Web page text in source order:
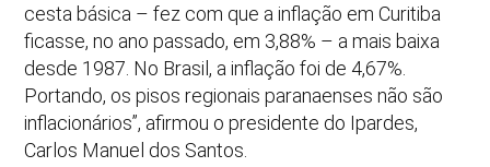
cesta básica – fez com que a inflação em Curitiba
ficasse, no ano passado, em 3,88% – a mais baixa
desde 1987. No Brasil, a inflação foi de 4,67%.
Portando, os pisos regionais paranaenses não são
inflacionários”, afirmou o presidente do Ipardes,
Carlos Manuel dos Santos.